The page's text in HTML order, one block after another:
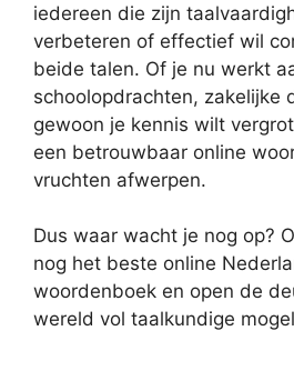
iedereen die zijn
verbeteren of effectief wil
beide talen. Of je nu werkt
schoolopdrachten, zakelijke
gewoon je kennis wilt
een betrouwbaar online
vruchten afwerpen.
Dus waar wacht je nog op?
nog het beste online
woordenboek en open de
wereld vol taalkundige